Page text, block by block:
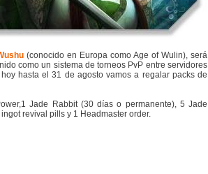
(conocido en Europa como Age of Wulin), será
como un sistema de torneos PvP entre servidores
hasta el 31 de agosto vamos a regalar packs de
Jade Rabbit (30 días o permanente), 5 Jade
revival pills y 1 Headmaster order.